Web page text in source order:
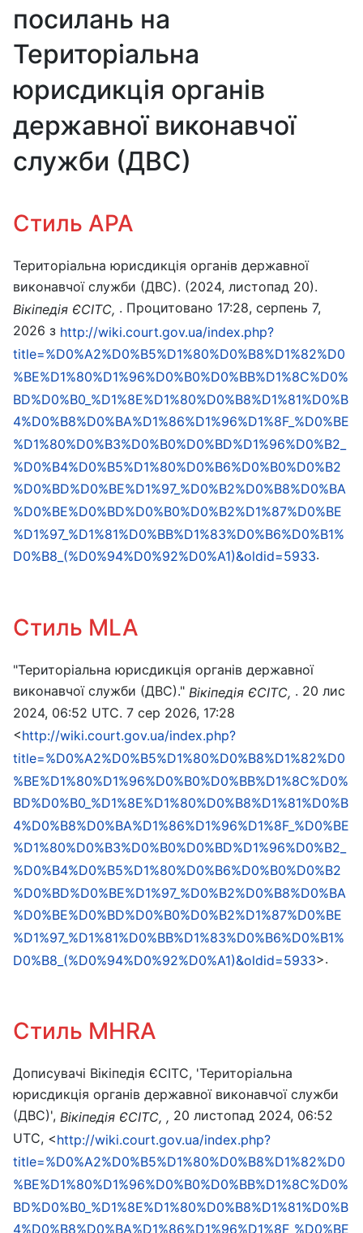
посилань на
Територіальна
юрисдикція органів
державної виконавчої
служби (ДВС)
Стиль APA
Територіальна юрисдикція органів державної
виконавчої служби (ДВС). (2024, листопад 20).
Вікіпедія ЄСІТС, . Процитовано 17:28, серпень 7,
2026 з http://wiki.court.gov.ua/index.php?
title=%D0%A2%D0%B5%D1%80%D0%B8%D1%82%D0
%BE%D1%80%D1%96%D0%B0%D0%BB%D1%8C%D0%
BD%D0%B0_%D1%8E%D1%80%D0%B8%D1%81%D0%B
4%D0%B8%D0%BA%D1%86%D1%96%D1%8F_%D0%BE
%D1%80%D0%B3%D0%B0%D0%BD%D1%96%D0%B2_
%D0%B4%D0%B5%D1%80%D0%B6%D0%B0%D0%B2
%D0%BD%D0%BE%D1%97_%D0%B2%D0%B8%D0%BA
%D0%BE%D0%BD%D0%B0%D0%B2%D1%87%D0%BE
%D1%97_%D1%81%D0%BB%D1%83%D0%B6%D0%B1%
D0%B8_(%D0%94%D0%92%D0%A1)&oldid=5933.
Стиль MLA
"Територіальна юрисдикція органів державної
виконавчої служби (ДВС)." Вікіпедія ЄСІТС, . 20 лис
2024, 06:52 UTC. 7 сер 2026, 17:28
<http://wiki.court.gov.ua/index.php?
title=%D0%A2%D0%B5%D1%80%D0%B8%D1%82%D0
%BE%D1%80%D1%96%D0%B0%D0%BB%D1%8C%D0%
BD%D0%B0_%D1%8E%D1%80%D0%B8%D1%81%D0%B
4%D0%B8%D0%BA%D1%86%D1%96%D1%8F_%D0%BE
%D1%80%D0%B3%D0%B0%D0%BD%D1%96%D0%B2_
%D0%B4%D0%B5%D1%80%D0%B6%D0%B0%D0%B2
%D0%BD%D0%BE%D1%97_%D0%B2%D0%B8%D0%BA
%D0%BE%D0%BD%D0%B0%D0%B2%D1%87%D0%BE
%D1%97_%D1%81%D0%BB%D1%83%D0%B6%D0%B1%
D0%B8_(%D0%94%D0%92%D0%A1)&oldid=5933>.
Стиль MHRA
Дописувачі Вікіпедія ЄСІТС, 'Територіальна
юрисдикція органів державної виконавчої служби
(ДВС)', Вікіпедія ЄСІТС, , 20 листопад 2024, 06:52
UTC, <http://wiki.court.gov.ua/index.php?
title=%D0%A2%D0%B5%D1%80%D0%B8%D1%82%D0
%BE%D1%80%D1%96%D0%B0%D0%BB%D1%8C%D0%
BD%D0%B0_%D1%8E%D1%80%D0%B8%D1%81%D0%B
4%D0%B8%D0%BA%D1%86%D1%96%D1%8F_%D0%BE